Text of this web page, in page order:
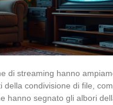
di streaming hanno
della condivisione di file,
hanno segnato gli albori